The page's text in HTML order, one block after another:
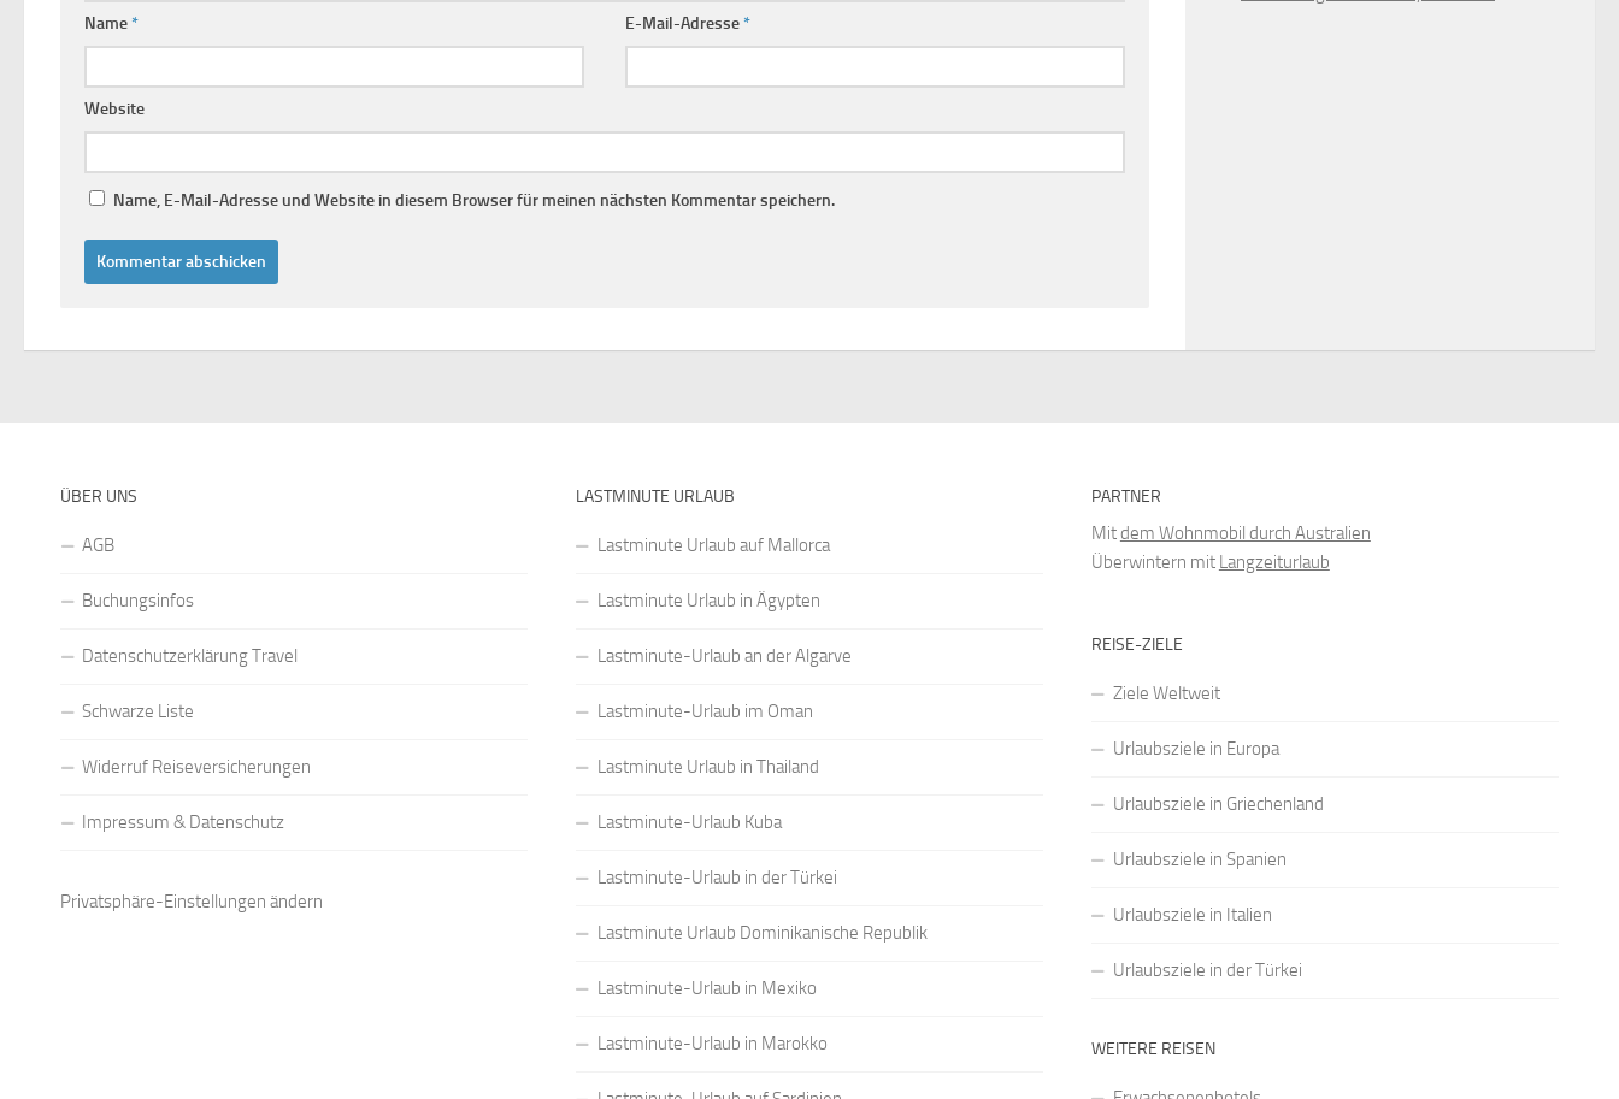
Name* E-Mail-Adresse*
Website
Name, E-Mail-Adresse und Website in diesem Browser für meinen nächsten Kommentar speichern.
ÜBER UNS
AGB
Buchungsinfos
Datenschutzerklärung Travel
Schwarze Liste
Widerruf Reiseversicherungen
Impressum & Datenschutz
Privatsphäre-Einstellungen ändern
LASTMINUTE URLAUB
Lastminute Urlaub auf Mallorca
Lastminute Urlaub in Ägypten
Lastminute-Urlaub an der Algarve
Lastminute-Urlaub im Oman
Lastminute Urlaub in Thailand
Lastminute-Urlaub Kuba
Lastminute-Urlaub in der Türkei
Lastminute Urlaub Dominikanische Republik
Lastminute-Urlaub in Mexiko
Lastminute-Urlaub in Marokko
PARTNER
Mitdem Wohnmobil durch Australien
Überwintern mit Langzeiturlaub
REISE-ZIELE
Ziele Weltweit
Urlaubsziele in Europa
Urlaubsziele in Griechenland
Urlaubsziele in Spanien
Urlaubsziele in Italien
Urlaubsziele in der Türkei
WEITERE REISEN